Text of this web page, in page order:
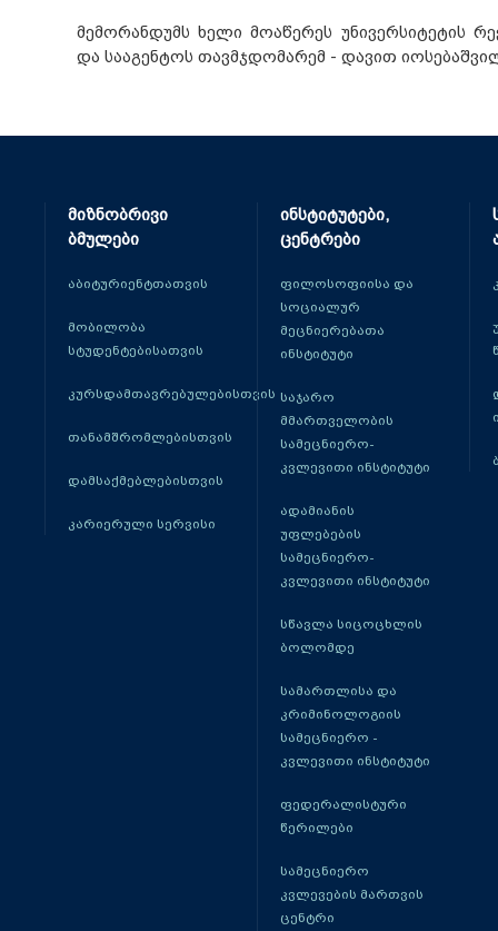
მემორანდუმს ხელი მოაწერეს უნივერსიტეტის
და სააგენტოს თავმჯდომარემ - დავით
მიზნობრივი
ბმულები
აბიტურიენტთათვის
მობილობა
სტუდენტებისათვის
კურსდამთავრებულებისთვის
თანამშრომლებისთვის
დამსაქმებლებისთვის
კარიერული სერვისი
ინსტიტუტები,
ცენტრები
ფილოსოფიისა და
სოციალურ
მეცნიერებათა
ინსტიტუტი
საჯარო
მმართველობის
სამეცნიერო-
კვლევითი ინსტიტუტი
ადამიანის
უფლებების
სამეცნიერო-
კვლევითი ინსტიტუტი
სწავლა სიცოცხლის
ბოლომდე
სამართლისა და
კრიმინოლოგიის
სამეცნიერო -
კვლევითი ინსტიტუტი
ფედერალისტური
წერილები
სამეცნიერო
კვლევების მართვის
ცენტრი